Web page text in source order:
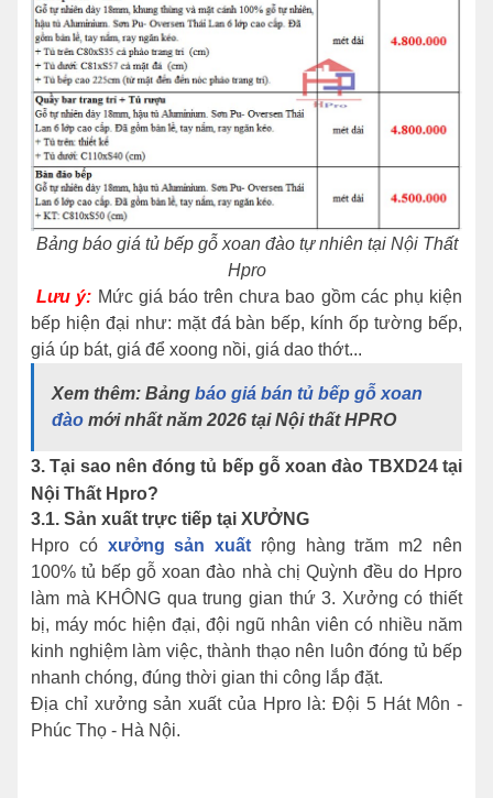
Bảng báo giá tủ bếp gỗ xoan đào tự nhiên tại Nội Thất
Hpro
Lưu ý: Mức giá báo trên chưa bao gồm các phụ kiện
bếp hiện đại như: mặt đá bàn bếp, kính ốp tường bếp,
giá úp bát, giá để xoong nồi, giá dao thớt...
Xem thêm: Bảng báo giá bán tủ bếp gỗ xoan
đào mới nhất năm 2026 tại Nội thất HPRO
3. Tại sao nên đóng tủ bếp gỗ xoan đào TBXD24 tại
Nội Thất Hpro?
3.1. Sản xuất trực tiếp tại XƯỞNG
Hpro có xưởng sản xuất rộng hàng trăm m2 nên
100% tủ bếp gỗ xoan đào nhà chị Quỳnh đều do Hpro
làm mà KHÔNG qua trung gian thứ 3. Xưởng có thiết
bị, máy móc hiện đại, đội ngũ nhân viên có nhiều năm
kinh nghiệm làm việc, thành thạo nên luôn đóng tủ bếp
nhanh chóng, đúng thời gian thi công lắp đặt.
Địa chỉ xưởng sản xuất của Hpro là: Đội 5 Hát Môn -
Phúc Thọ - Hà Nội.